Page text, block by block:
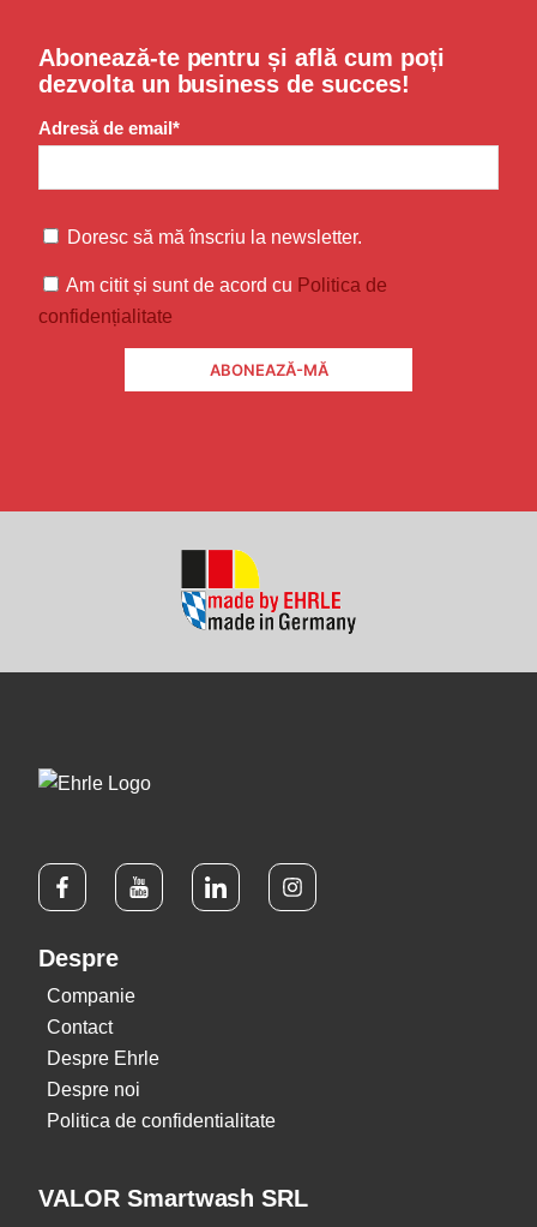
Abonează-te pentru și află cum poți
dezvolta un business de succes!
Adresă de email*
Doresc să mă înscriu la newsletter.
Am citit și sunt de acord cu Politica de
confidențialitate
Despre
Companie
Contact
Despre Ehrle
Despre noi
Politica de confidentialitate
VALOR Smartwash SRL